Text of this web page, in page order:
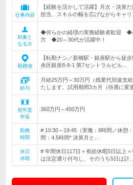
仕事内容
【経験を活かして活躍】月次・決算
担当。スキルの幅を広げながらキャリ
対象と
なる方
◆何らかの経理の実務経験者歓迎 ◆
方 ◆20～30代が活躍中！
勤務地
【転勤ナシ／新橋駅・銀座駅から徒
央区銀座8-8-1 第7セントラルビル…
給与
月給25万円～30万円（残業代別途支
たします。試用期間3カ月（待遇に変
初年度
年収
360万円～450万円
勤務
時間
# 10:30～19:45（実働：8時間／休憩
間：4.5時間* 決算月と…
休日
休暇
# 年間休日117日＋有給休暇5日以上
は法定通り付与し、そのうち5日は計…